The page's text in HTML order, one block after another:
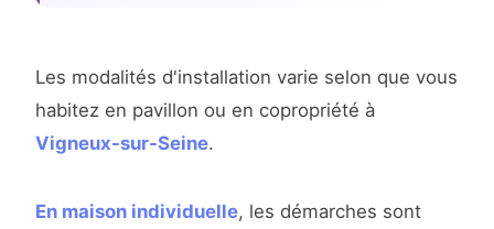
Les modalités d'installation varie selon que vous
habitez en pavillon ou en copropriété à
Vigneux-sur-Seine.
En maison individuelle, les démarches sont